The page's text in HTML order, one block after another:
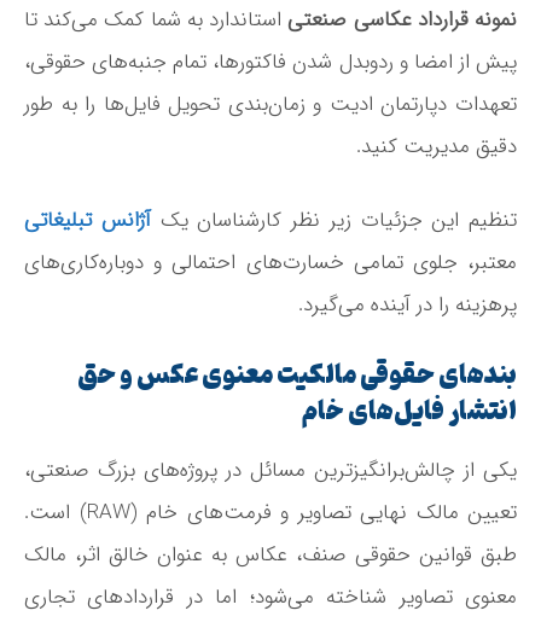
نمونه قرارداد عکاسی صنعتیاستاندارد به شما کمک می‌کند تا
پیش از امضا و ردوبدل شدن فاکتورها، تمام جنبه‌های حقوقی،
تعهدات دپارتمان ادیت و زمان‌بندی تحویل فایل‌ها را به طور
دقیق مدیریت کنید.
تنظیم این جزئیات زیر نظر کارشناسان یک آژانس تبلیغاتی
معتبر، جلوی تمامی خسارت‌های احتمالی و دوباره‌کاری‌های
پرهزینه را در آینده می‌گیرد.
بندهای حقوقی مالکیت معنوی عکس و حق
انتشار فایل‌های خام
یکی از چالش‌برانگیزترین مسائل در پروژه‌های بزرگ صنعتی،
تعیین مالک نهایی تصاویر و فرمت‌های خام (RAW) است.
طبق قوانین حقوقی صنف، عکاس به عنوان خالق اثر، مالک
معنوی تصاویر شناخته می‌شود؛ اما در قراردادهای تجاری